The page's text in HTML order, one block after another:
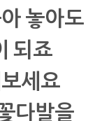
놓아도
되죠
세요
다발을